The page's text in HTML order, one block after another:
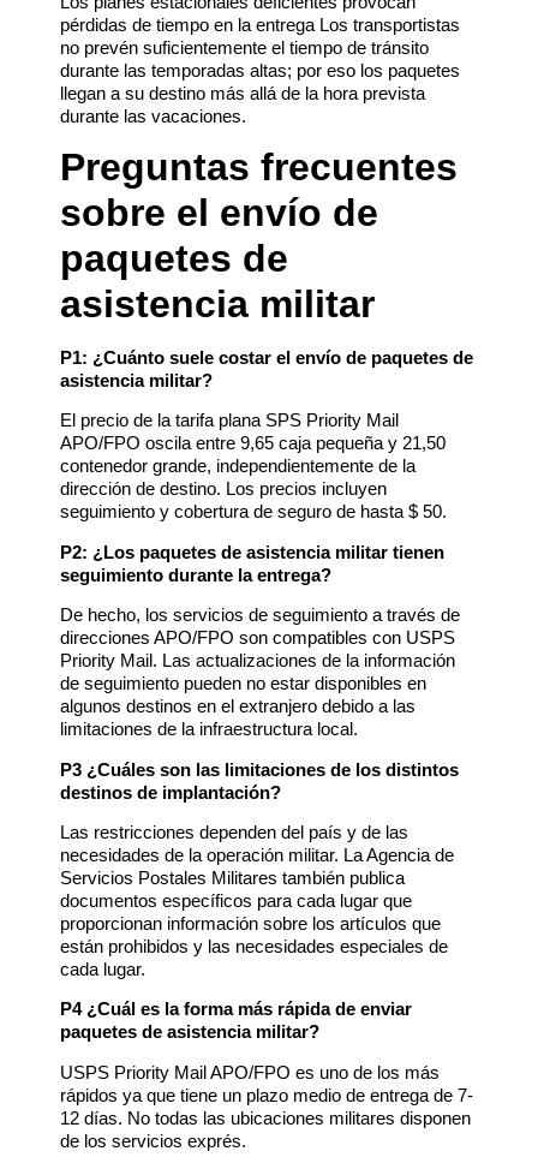
pérdidas de tiempo en la entrega Los transportistas
no prevén suficientemente el tiempo de tránsito
durante las temporadas altas; por eso los paquetes
llegan a su destino más allá de la hora prevista
durante las vacaciones.
Preguntas frecuentes
sobre el envío de
paquetes de
asistencia militar
P1: ¿Cuánto suele costar el envío de paquetes de
asistencia militar?
El precio de la tarifa plana SPS Priority Mail
APO/FPO oscila entre 9,65 caja pequeña y 21,50
contenedor grande, independientemente de la
dirección de destino. Los precios incluyen
seguimiento y cobertura de seguro de hasta $ 50.
P2: ¿Los paquetes de asistencia militar tienen
seguimiento durante la entrega?
De hecho, los servicios de seguimiento a través de
direcciones APO/FPO son compatibles con USPS
Priority Mail. Las actualizaciones de la información
de seguimiento pueden no estar disponibles en
algunos destinos en el extranjero debido a las
limitaciones de la infraestructura local.
P3 ¿Cuáles son las limitaciones de los distintos
destinos de implantación?
Las restricciones dependen del país y de las
necesidades de la operación militar. La Agencia de
Servicios Postales Militares también publica
documentos específicos para cada lugar que
proporcionan información sobre los artículos que
están prohibidos y las necesidades especiales de
cada lugar.
P4 ¿Cuál es la forma más rápida de enviar
paquetes de asistencia militar?
USPS Priority Mail APO/FPO es uno de los más
rápidos ya que tiene un plazo medio de entrega de 7-
12 días. No todas las ubicaciones militares disponen
de los servicios exprés.